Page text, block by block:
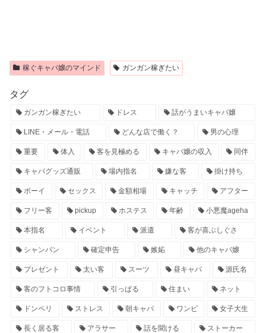
稼ぐキャバ嬢のマインド ガンガン稼ぎたい
タグ
ガンガン稼ぎたい ドレス 話がうまいキャバ嬢
LINE・メール・電話 どんな店で働く？ 男の心理
重要 体入 客を見極める キャバ嬢の収入 同伴
キャバグッズ通販 場内指名 嫌な客 掛け持ち
ボーイ セックス 金額相場 キャッチ アフター
フリー客 pickup ホステス 年齢 小悪魔ageha
本指名 イベント 派遣 客が喜ぶしぐさ
シャンパン 確定申告 嫉妬 他のキャバ嬢
プレゼント 太い客 スーツ 昼キャバ 源氏名
客のフトコロ事情 引っぱる 住まい ネット
ドンペリ ストレス 朝キャバ ワンピ 女子大生
長く居る客 アラサー 話を聞ける ストーカー